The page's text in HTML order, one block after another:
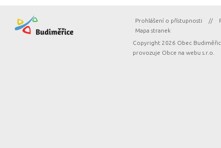
Prohlášení o přístupnosti //
Mapa stranek
Copyright 2026 Obec
provozuje Obce na webu s.r.o.